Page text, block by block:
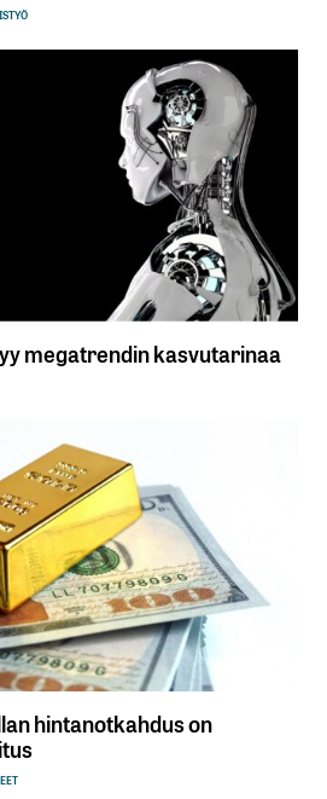
megatrendin kasvutarinaa
hintanotkahdus on